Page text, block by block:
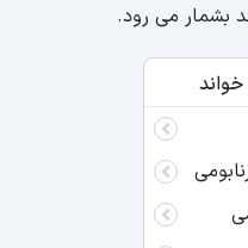
بشمار می رود.